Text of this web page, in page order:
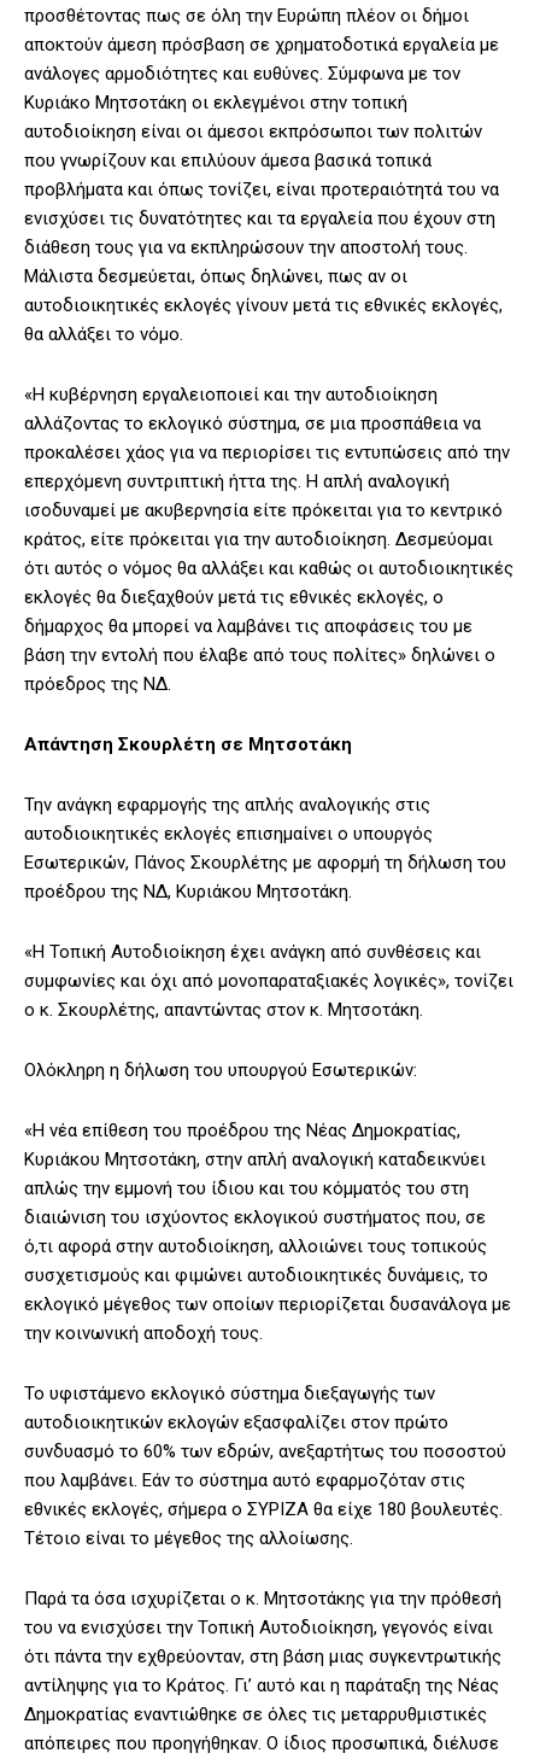
προσθέτοντας πως σε όλη την Ευρώπη πλέον οι δήμοι
αποκτούν άμεση πρόσβαση σε χρηματοδοτικά εργαλεία με
ανάλογες αρμοδιότητες και ευθύνες. Σύμφωνα με τον
Κυριάκο Μητσοτάκη οι εκλεγμένοι στην τοπική
αυτοδιοίκηση είναι οι άμεσοι εκπρόσωποι των πολιτών
που γνωρίζουν και επιλύουν άμεσα βασικά τοπικά
προβλήματα και όπως τονίζει, είναι προτεραιότητά του να
ενισχύσει τις δυνατότητες και τα εργαλεία που έχουν στη
διάθεση τους για να εκπληρώσουν την αποστολή τους.
Μάλιστα δεσμεύεται, όπως δηλώνει, πως αν οι
αυτοδιοικητικές εκλογές γίνουν μετά τις εθνικές εκλογές,
θα αλλάξει το νόμο.
«Η κυβέρνηση εργαλειοποιεί και την αυτοδιοίκηση
αλλάζοντας το εκλογικό σύστημα, σε μια προσπάθεια να
προκαλέσει χάος για να περιορίσει τις εντυπώσεις από την
επερχόμενη συντριπτική ήττα της. Η απλή αναλογική
ισοδυναμεί με ακυβερνησία είτε πρόκειται για το κεντρικό
κράτος, είτε πρόκειται για την αυτοδιοίκηση. Δεσμεύομαι
ότι αυτός ο νόμος θα αλλάξει και καθώς οι αυτοδιοικητικές
εκλογές θα διεξαχθούν μετά τις εθνικές εκλογές, ο
δήμαρχος θα μπορεί να λαμβάνει τις αποφάσεις του με
βάση την εντολή που έλαβε από τους πολίτες» δηλώνει ο
πρόεδρος της ΝΔ.
Απάντηση Σκουρλέτη σε Μητσοτάκη
Την ανάγκη εφαρμογής της απλής αναλογικής στις
αυτοδιοικητικές εκλογές επισημαίνει ο υπουργός
Εσωτερικών, Πάνος Σκουρλέτης με αφορμή τη δήλωση του
προέδρου της ΝΔ, Κυριάκου Μητσοτάκη.
«Η Τοπική Αυτοδιοίκηση έχει ανάγκη από συνθέσεις και
συμφωνίες και όχι από μονοπαραταξιακές λογικές», τονίζει
ο κ. Σκουρλέτης, απαντώντας στον κ. Μητσοτάκη.
Ολόκληρη η δήλωση του υπουργού Εσωτερικών:
«Η νέα επίθεση του προέδρου της Νέας Δημοκρατίας,
Κυριάκου Μητσοτάκη, στην απλή αναλογική καταδεικνύει
απλώς την εμμονή του ίδιου και του κόμματός του στη
διαιώνιση του ισχύοντος εκλογικού συστήματος που, σε
ό,τι αφορά στην αυτοδιοίκηση, αλλοιώνει τους τοπικούς
συσχετισμούς και φιμώνει αυτοδιοικητικές δυνάμεις, το
εκλογικό μέγεθος των οποίων περιορίζεται δυσανάλογα με
την κοινωνική αποδοχή τους.
Το υφιστάμενο εκλογικό σύστημα διεξαγωγής των
αυτοδιοικητικών εκλογών εξασφαλίζει στον πρώτο
συνδυασμό το 60% των εδρών, ανεξαρτήτως του ποσοστού
που λαμβάνει. Εάν το σύστημα αυτό εφαρμοζόταν στις
εθνικές εκλογές, σήμερα ο ΣΥΡΙΖΑ θα είχε 180 βουλευτές.
Τέτοιο είναι το μέγεθος της αλλοίωσης.
Παρά τα όσα ισχυρίζεται ο κ. Μητσοτάκης για την πρόθεσή
του να ενισχύσει την Τοπική Αυτοδιοίκηση, γεγονός είναι
ότι πάντα την εχθρεύονταν, στη βάση μιας συγκεντρωτικής
αντίληψης για το Κράτος. Γι’ αυτό και η παράταξη της Νέας
Δημοκρατίας εναντιώθηκε σε όλες τις μεταρρυθμιστικές
απόπειρες που προηγήθηκαν. Ο ίδιος προσωπικά, διέλυσε